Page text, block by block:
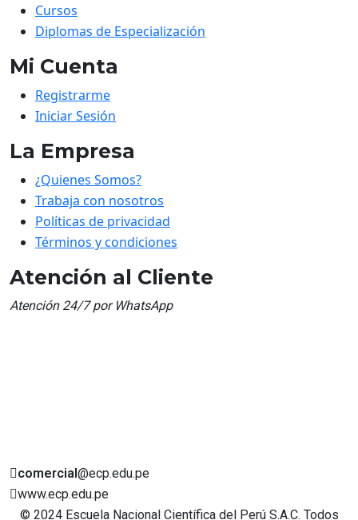
Cursos
Diplomas de Especialización
Mi Cuenta
Registrarme
Iniciar Sesión
La Empresa
¿Quienes Somos?
Trabaja con nosotros
Políticas de privacidad
Términos y condiciones
Atención al Cliente
Atención 24/7 por WhatsApp
comercial@ecp.edu.pe
www.ecp.edu.pe
© 2024 Escuela Nacional Científica del Perú S.A.C. Todos